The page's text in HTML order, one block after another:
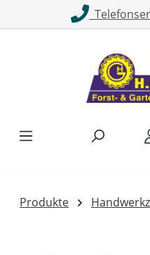
Zum Hauptinhalt springen
Produkte